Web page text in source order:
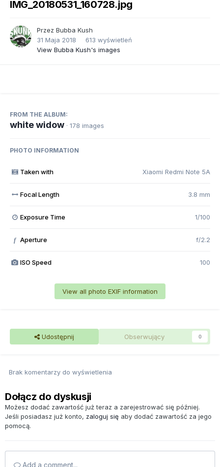
IMG_20180531_160728.jpg
Przez Bubba Kush
31 Maja 2018
613 wyświetleń
View Bubba Kush's images
FROM THE ALBUM:
white widow · 178 images
PHOTO INFORMATION
Taken with Xiaomi Redmi Note 5A
Focal Length 3.8 mm
Exposure Time 1/100
f Aperture f/2.2
ISO Speed 100
View all photo EXIF information
Udostępnij Obserwujący 0
Brak komentarzy do wyświetlenia
Dołącz do dyskusji
Możesz dodać zawartość już teraz a zarejestrować się później.
Jeśli posiadasz już konto, zaloguj się aby dodać zawartość za jego
pomocą.
Add a comment...